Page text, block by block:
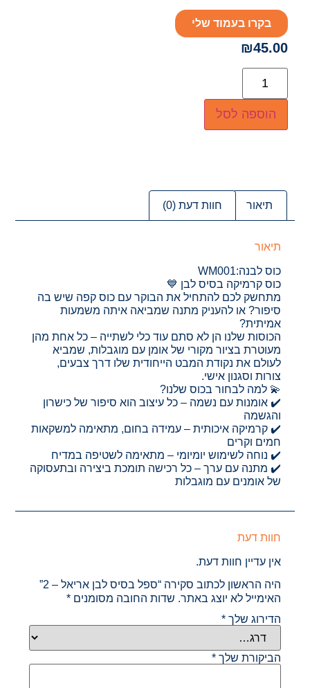
בקרו בעמוד שלי
₪45.00
הוספה לסל
תיאור חוות דעת (0)
תיאור
כוס לבנה:WM001
כוס קרמיקה בסיס לבן 💙
מתחשק לכם להתחיל את הבוקר עם כוס קפה שיש בה
סיפור? או להעניק מתנה שמביאה איתה משמעות
אמיתית?
הכוסות שלנו הן לא סתם עוד כלי לשתייה – כל אחת מהן
מעוטרת בציור מקורי של אומן עם מוגבלות, שמביא
לעולם את נקודת המבט הייחודית שלו דרך צבעים,
צורות וסגנון אישי.
💫 למה לבחור בכוס שלנו?
✔️ אומנות עם נשמה – כל עיצוב הוא סיפור של כישרון
והגשמה
✔️ קרמיקה איכותית – עמידה בחום, מתאימה למשקאות
חמים וקרים
✔️ נוחה לשימוש יומיומי – מתאימה לשטיפה במדיח
✔️ מתנה עם ערך – כל רכישה תומכת ביצירה ובתעסוקה
של אומנים עם מוגבלות
חוות דעת
אין עדיין חוות דעת.
היה הראשון לכתוב סקירה “ספל בסיס לבן אריאל – 2”
האימייל לא יוצג באתר. שדות החובה מסומנים*
הדירוג שלך*
הביקורת שלך*